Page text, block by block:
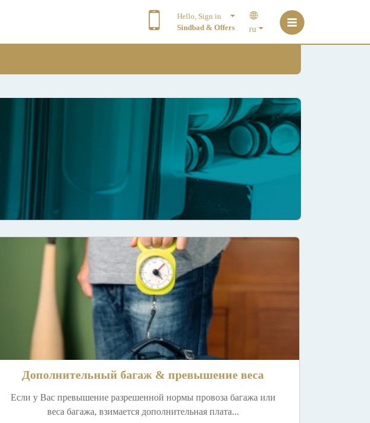
Hello, Sign in
Sindbad & Offers
ru
Дополнительный багаж & превышение веса
Если у Вас превышение разрешенной нормы провоза багажа или
веса багажа, взимается дополнительная плата...